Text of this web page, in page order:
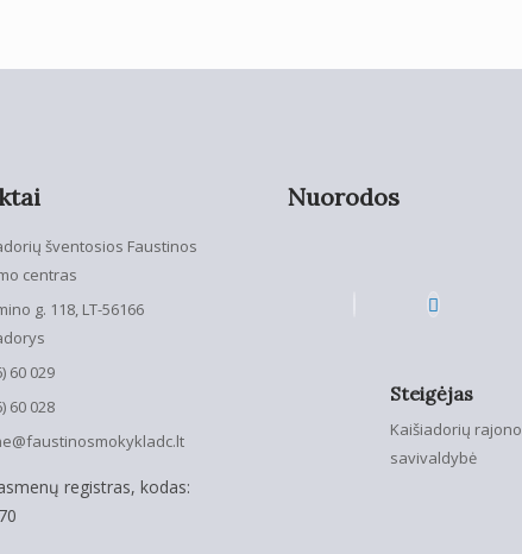
šventosios Faustinos
centras
g. 118, LT-56166
60 029
60 028
registras, kodas:
Nuorodos
Steigėjas
Kaišiadorių rajono
savivaldybė